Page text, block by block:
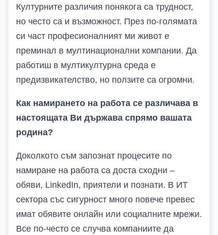
Културните различия понякога са трудност,
но често са и възможност. През по-голямата
си част професионалният ми живот е
преминал в мултинационални компании. Да
работиш в мултикултурна среда е
предизвикателство, но ползите са огромни.
Как намирането на работа се различава в
настоящата Ви държава спрямо вашата
родина?
Доколкото съм запознат процесите по
намиране на работа са доста сходни –
обяви, LinkedIn, приятели и познати. В ИТ
сектора със сигурност много повече превес
имат обявите онлайн или социалните мрежи.
Все по-често се случва компаниите да